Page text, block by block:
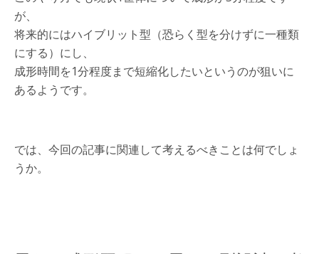
が、
将来的にはハイブリット型（恐らく型を分けずに一種類
にする）にし、
成形時間を1分程度まで短縮化したいというのが狙いに
あるようです。
では、今回の記事に関連して考えるべきことは何でしょ
うか。